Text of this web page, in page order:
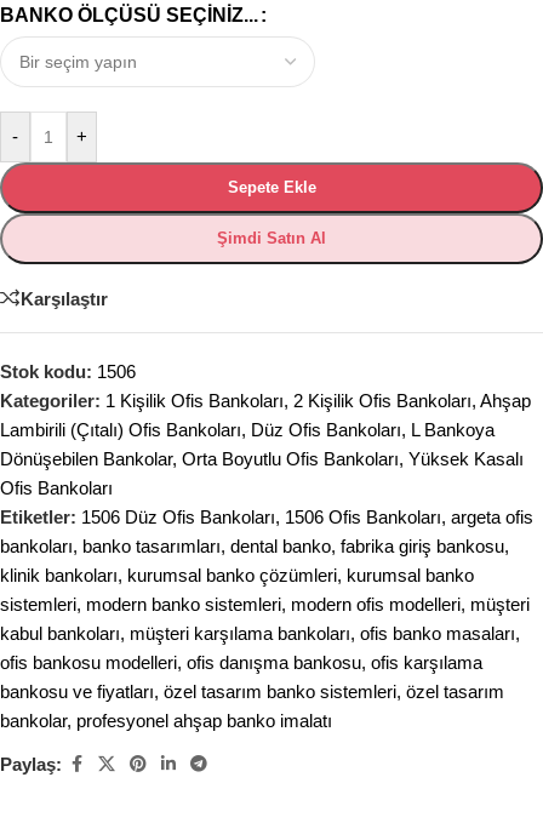
BANKO ÖLÇÜSÜ SEÇINIZ...
- +
Sepete Ekle
Şimdi Satın Al
Karşılaştır
Stok kodu: 1506
Kategoriler: 1 Kişilik Ofis Bankoları, 2 Kişilik Ofis Bankoları, Ahşap
Lambirili (Çıtalı) Ofis Bankoları, Düz Ofis Bankoları, L Bankoya
Dönüşebilen Bankolar, Orta Boyutlu Ofis Bankoları, Yüksek Kasalı
Ofis Bankoları
Etiketler: 1506 Düz Ofis Bankoları, 1506 Ofis Bankoları, argeta ofis
bankoları, banko tasarımları, dental banko, fabrika giriş bankosu,
klinik bankoları, kurumsal banko çözümleri, kurumsal banko
sistemleri, modern banko sistemleri, modern ofis modelleri, müşteri
kabul bankoları, müşteri karşılama bankoları, ofis banko masaları,
ofis bankosu modelleri, ofis danışma bankosu, ofis karşılama
bankosu ve fiyatları, özel tasarım banko sistemleri, özel tasarım
bankolar, profesyonel ahşap banko imalatı
Paylaş: